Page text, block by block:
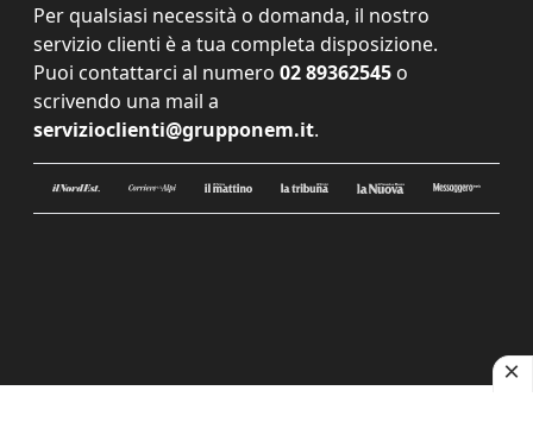
Per qualsiasi necessità o domanda, il nostro
servizio clienti è a tua completa disposizione.
Puoi contattarci al numero 02 89362545 o
scrivendo una mail a
servizioclienti@grupponem.it.